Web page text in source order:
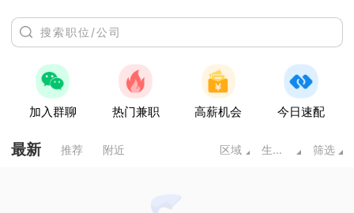
加入群聊 热门兼职 高薪机会 今日速配
最新 推荐 附近 区域 生产/营运/采购/物流 筛选